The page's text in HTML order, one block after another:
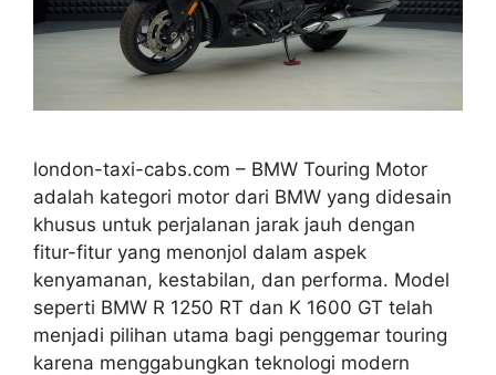
london-taxi-cabs.com – BMW Touring Motor
adalah kategori motor dari BMW yang didesain
khusus untuk perjalanan jarak jauh dengan
fitur-fitur yang menonjol dalam aspek
kenyamanan, kestabilan, dan performa. Model
seperti BMW R 1250 RT dan K 1600 GT telah
menjadi pilihan utama bagi penggemar touring
karena menggabungkan teknologi modern